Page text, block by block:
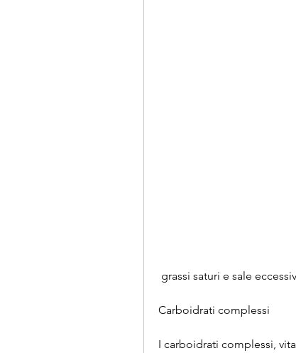
grassi saturi e sale
Carboidrati complessi
I carboidrati complessi,